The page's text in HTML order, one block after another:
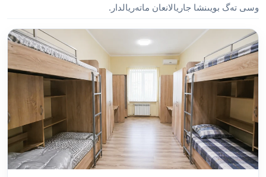
وسى تەگ بويىنشا جاريالانعان ماتەريالدار.